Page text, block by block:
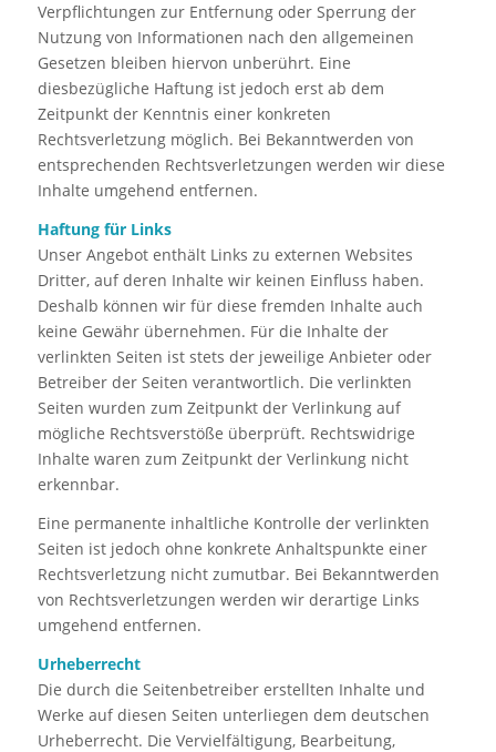
Verpflichtungen zur Entfernung oder Sperrung der
Nutzung von Informationen nach den allgemeinen
Gesetzen bleiben hiervon unberührt. Eine
diesbezügliche Haftung ist jedoch erst ab dem
Zeitpunkt der Kenntnis einer konkreten
Rechtsverletzung möglich. Bei Bekanntwerden von
entsprechenden Rechtsverletzungen werden wir diese
Inhalte umgehend entfernen.
Haftung für Links
Unser Angebot enthält Links zu externen Websites
Dritter, auf deren Inhalte wir keinen Einfluss haben.
Deshalb können wir für diese fremden Inhalte auch
keine Gewähr übernehmen. Für die Inhalte der
verlinkten Seiten ist stets der jeweilige Anbieter oder
Betreiber der Seiten verantwortlich. Die verlinkten
Seiten wurden zum Zeitpunkt der Verlinkung auf
mögliche Rechtsverstöße überprüft. Rechtswidrige
Inhalte waren zum Zeitpunkt der Verlinkung nicht
erkennbar.
Eine permanente inhaltliche Kontrolle der verlinkten
Seiten ist jedoch ohne konkrete Anhaltspunkte einer
Rechtsverletzung nicht zumutbar. Bei Bekanntwerden
von Rechtsverletzungen werden wir derartige Links
umgehend entfernen.
Urheberrecht
Die durch die Seitenbetreiber erstellten Inhalte und
Werke auf diesen Seiten unterliegen dem deutschen
Urheberrecht. Die Vervielfältigung, Bearbeitung,